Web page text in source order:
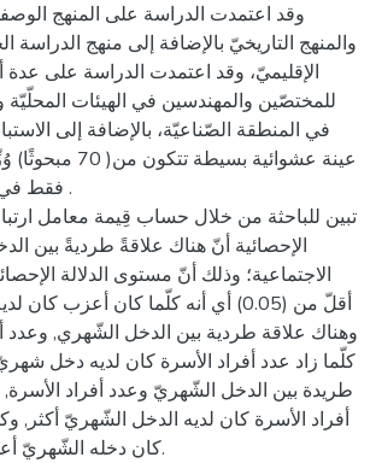
وقد اعتمدت الدراسة على المنهج
والمنهج التاريخيّ بالإضافة إلى منهج الدراسة
الإقليميّ، وقد اعتمدت الدراسة على عدة
للمختصّين والمهندسين في الهيئات المحلّيّة
في المنطقة الصّناعيّة، بالإضافة إلى
عينة عشوائية
فقط في
تبين للباحثة من خلال حساب قِيمة معامل
الإحصائية أنّ هناك علاقةً طرديةً بين
أقلّ من (0.05) أي أنه كلّما كان أعزب
وهناك علاقة طردية بين الدخل الشّهري, وعدد
كلّما زاد عدد أفراد الأسرة كان لديه دخل
طريدة بين الدخل الشّهريّ وعدد أفراد الأسرة,
أفراد الأسرة كان لديه الدخل الشّهريّ أكثر,
كان دخله الشّهريّ